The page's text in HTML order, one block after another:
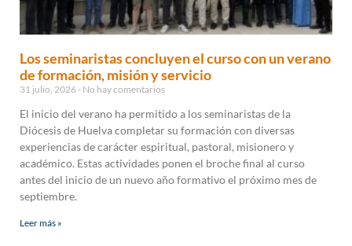
Los seminaristas concluyen el curso con un verano
de formación, misión y servicio
31 julio, 2026 No hay comentarios
El inicio del verano ha permitido a los seminaristas de la
Diócesis de Huelva completar su formación con diversas
experiencias de carácter espiritual, pastoral, misionero y
académico. Estas actividades ponen el broche final al curso
antes del inicio de un nuevo año formativo el próximo mes de
septiembre.
Leer más »